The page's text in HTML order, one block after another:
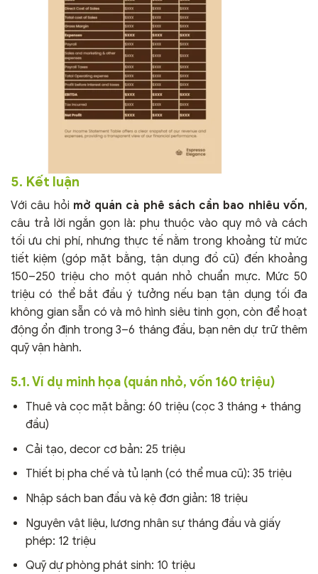
5. Kết luận
Với câu hỏi mở quán cà phê sách cần bao nhiêu vốn,
câu trả lời ngắn gọn là: phụ thuộc vào quy mô và cách
tối ưu chi phí, nhưng thực tế nằm trong khoảng từ mức
tiết kiệm (góp mặt bằng, tận dụng đồ cũ) đến khoảng
150–250 triệu cho một quán nhỏ chuẩn mực. Mức 50
triệu có thể bắt đầu ý tưởng nếu bạn tận dụng tối đa
không gian sẵn có và mô hình siêu tinh gọn, còn để hoạt
động ổn định trong 3–6 tháng đầu, bạn nên dự trữ thêm
quỹ vận hành.
5.1. Ví dụ minh họa (quán nhỏ, vốn 160 triệu)
Thuê và cọc mặt bằng: 60 triệu (cọc 3 tháng + tháng
đầu)
Cải tạo, decor cơ bản: 25 triệu
Thiết bị pha chế và tủ lạnh (có thể mua cũ): 35 triệu
Nhập sách ban đầu và kệ đơn giản: 18 triệu
Nguyên vật liệu, lương nhân sự tháng đầu và giấy
phép: 12 triệu
Quỹ dự phòng phát sinh: 10 triệu